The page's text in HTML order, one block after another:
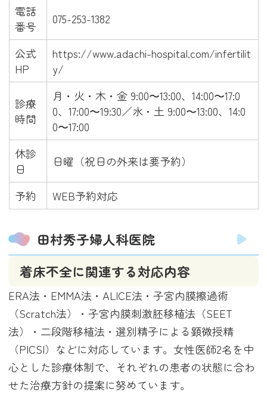
電話
番号
075-253-1382
公式
HP
https://www.adachi-hospital.com/infertilit
y/
診療
時間
月・火・木・金 9:00〜13:00、14:00〜17:0
0、17:00〜19:30／水・土 9:00〜13:00、14:0
0〜17:00
休診
日
日曜（祝日の外来は要予約）
予約 WEB予約対応
田村秀子婦人科医院
着床不全に関連する対応内容
ERA法・EMMA法・ALICE法・子宮内膜擦過術
（Scratch法）・子宮内膜刺激胚移植法（SEET
法）・二段階移植法・選別精子による顕微授精
（PICSI）などに対応しています。女性医師2名を中
心とした診療体制で、それぞれの患者の状態に合わ
せた治療方針の提案に努めています。